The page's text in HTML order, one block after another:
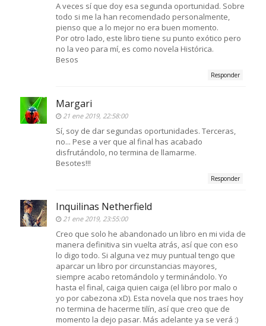
A veces sí que doy esa segunda oportunidad. Sobre
todo si me la han recomendado personalmente,
pienso que a lo mejor no era buen momento.
Por otro lado, este libro tiene su punto exótico pero
no la veo para mí, es como novela Histórica.
Besos
Responder
Margari
21 ene 2019, 22:58:00
Sí, soy de dar segundas oportunidades. Terceras,
no... Pese a ver que al final has acabado
disfrutándolo, no termina de llamarme.
Besotes!!!
Responder
Inquilinas Netherfield
21 ene 2019, 23:55:00
Creo que solo he abandonado un libro en mi vida de
manera definitiva sin vuelta atrás, así que con eso
lo digo todo. Si alguna vez muy puntual tengo que
aparcar un libro por circunstancias mayores,
siempre acabo retomándolo y terminándolo. Yo
hasta el final, caiga quien caiga (el libro por malo o
yo por cabezona xD). Esta novela que nos traes hoy
no termina de hacerme tilín, así que creo que de
momento la dejo pasar. Más adelante ya se verá :)